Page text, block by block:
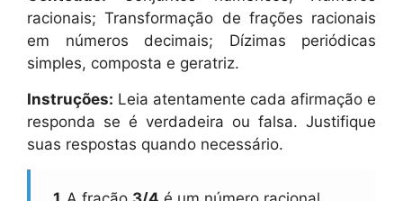
racionais; Transformação de frações racionais
em números decimais; Dízimas periódicas
simples, composta e geratriz.
Instruções: Leia atentamente cada afirmação e
responda se é verdadeira ou falsa. Justifique
suas respostas quando necessário.